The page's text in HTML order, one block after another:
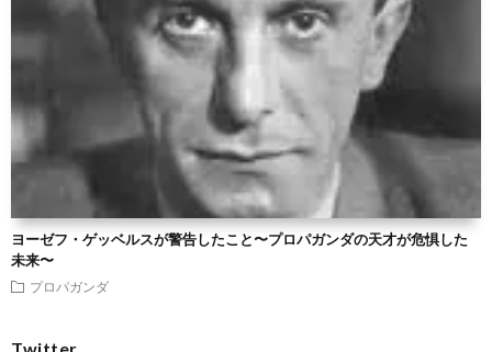
ヨーゼフ・ゲッベルスが警告したこと〜プロパガンダの天才が危惧した
未来〜
プロパガンダ